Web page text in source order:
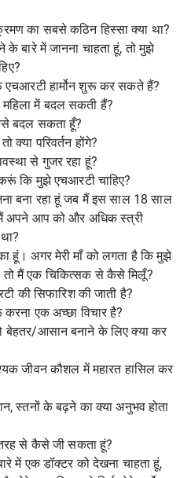
का सबसे कठिन हिस्सा क्या था?
बारे में जानना चाहता हूं, तो मुझे
हार्मोन शुरू कर सकते हैं?
महिला में बदल सकती हैं?
बदल सकता हूँ?
परिवर्तन होंगे?
से गुजर रहा हूं?
कि मुझे एचआरटी चाहिए?
बना रहा हूं जब मैं इस साल 18 साल
अपने आप को और अधिक स्त्री
हूं। अगर मेरी माँ को लगता है कि मुझे
मैं एक चिकित्सक से कैसे मिलूँ?
की सिफारिश की जाती है?
एक अच्छा विचार है?
बेहतर/आसान बनाने के लिए क्या कर
जीवन कौशल में महारत हासिल कर
स्तनों के बढ़ने का क्या अनुभव होता
से कैसे जी सकता हूं?
में एक डॉक्टर को देखना चाहता हूं,